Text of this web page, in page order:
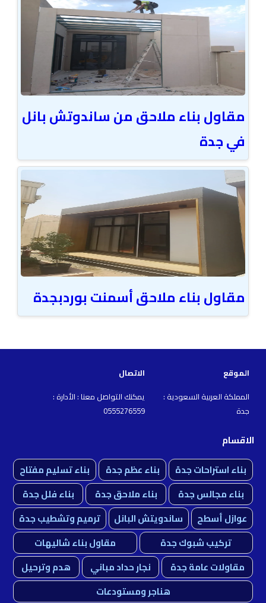
مقاول بناء ملاحق من ساندوتش بانل
في جدة
مقاول بناء ملاحق أسمنت بوردبجدة
الموقع
الاتصال
المملكة العربية السعودية :
جدة
يمكنك التواصل معنا : الأدارة :
0555276559
الاقسام
بناء استراحات جدة
بناء عظم جدة
بناء تسليم مفتاح
بناء مجالس جدة
بناء ملاحق جدة
بناء فلل جدة
عوازل أسطح
ساندويتش البانل
ترميم وتشطيب جدة
تركيب شبوك جدة
مقاول بناء شاليهات
مقاولات عامة جدة
نجار حداد مباني
هدم وترحيل
هناجر ومستودعات